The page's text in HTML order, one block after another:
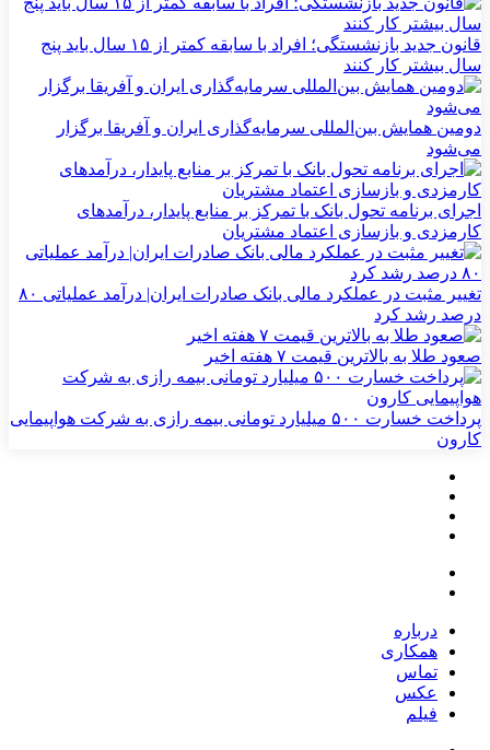
قانون جدید بازنشستگی؛ افراد با سابقه کمتر از ۱۵ سال باید پنج
سال بیشتر کار کنند
دومین همایش بین‌المللی سرمایه‌گذاری ایران و آفریقا برگزار
می‌شود
اجرای برنامه تحول بانک با تمرکز بر منابع پایدار، درآمدهای
کارمزدی و بازسازی اعتماد مشتریان
تغییر مثبت در عملکرد مالی بانک صادرات ایران| درآمد عملیاتی ۸۰
درصد رشد کرد
صعود طلا به بالاترین قیمت ۷ هفته اخیر
پرداخت خسارت ۵۰۰ میلیارد تومانی بیمه رازی به شرکت هواپیمایی
کارون
درباره
همکاری
تماس
عکس
فیلم